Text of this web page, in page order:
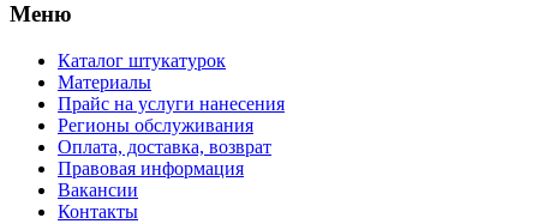
Меню
Каталог штукатурок
Материалы
Прайс на услуги нанесения
Регионы обслуживания
Оплата, доставка, возврат
Правовая информация
Вакансии
Контакты